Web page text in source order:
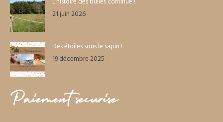
21 juin 2026
Des étoiles sous le sapin !
19 décembre 2025
Paiement sécurisé